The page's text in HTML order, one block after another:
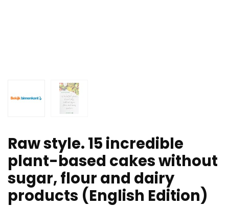
Raw style. 15 incredible
plant-based cakes without
sugar, flour and dairy
products (English Edition)